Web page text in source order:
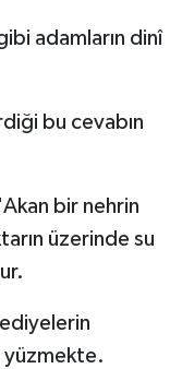
adamların dinî
bu cevabın
bir nehrin
üzerinde su
yüzmekte.